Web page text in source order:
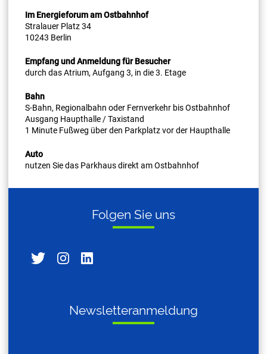
Im Energieforum am Ostbahnhof
Stralauer Platz 34
10243 Berlin
Empfang und Anmeldung für Besucher
durch das Atrium, Aufgang 3, in die 3. Etage
Bahn
S-Bahn, Regionalbahn oder Fernverkehr bis Ostbahnhof
Ausgang Haupthalle / Taxistand
1 Minute Fußweg über den Parkplatz vor der Haupthalle
Auto
nutzen Sie das Parkhaus direkt am Ostbahnhof
Fol­gen Sie uns
News­let­ter­an­mel­dung